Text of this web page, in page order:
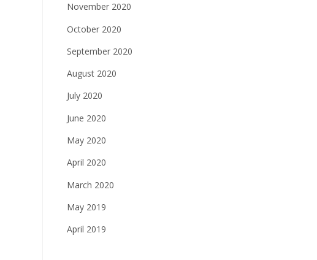
November 2020
October 2020
September 2020
August 2020
July 2020
June 2020
May 2020
April 2020
March 2020
May 2019
April 2019